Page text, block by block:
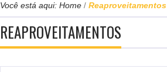
Você está aqui: Home / Reaproveitamentos
REAPROVEITAMENTOS